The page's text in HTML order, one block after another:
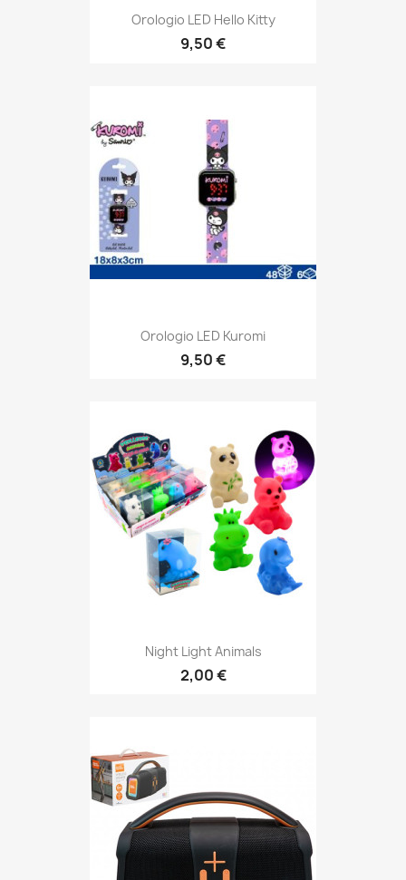
Orologio LED Hello Kitty
9,50 €
Orologio LED Kuromi
9,50 €
Night Light Animals
2,00 €